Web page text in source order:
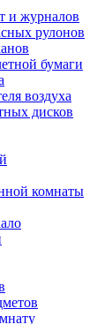
и журналов
рулонов
бумаги
воздуха
дисков
комнаты